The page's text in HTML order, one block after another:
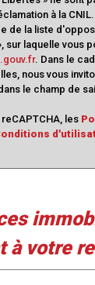
à la
de la liste
sur laquelle vous
. Dans le
nous vous
le champ de
les
à votre